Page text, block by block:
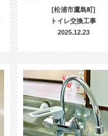
[松浦市鷹島町]
トイレ交換工事
2025.12.23